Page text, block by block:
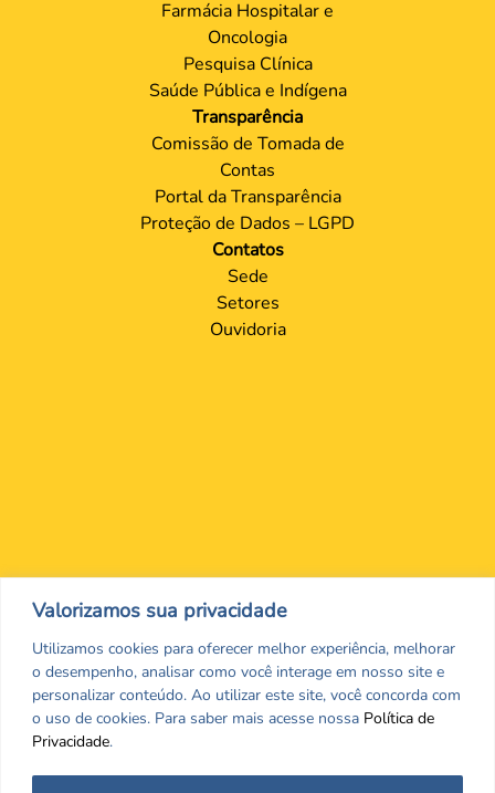
Valorizamos sua privacidade
Utilizamos cookies para oferecer melhor experiência, melhorar
o desempenho, analisar como você interage em nosso site e
personalizar conteúdo. Ao utilizar este site, você concorda com
o uso de cookies. Para saber mais acesse nossa Política de
Privacidade.
Farmácia Hospitalar e
Oncologia
Pesquisa Clínica
Saúde Pública e Indígena
Transparência
Comissão de Tomada de
Contas
Portal da Transparência
Proteção de Dados – LGPD
Contatos
Sede
Setores
Ouvidoria
Nos encontre nas redes Sociais